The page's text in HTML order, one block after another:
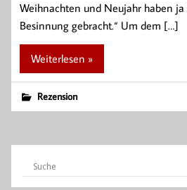
Weihnachten und Neujahr haben
Besinnung gebracht.“ Um dem […]
Weiterlesen »
Rezension